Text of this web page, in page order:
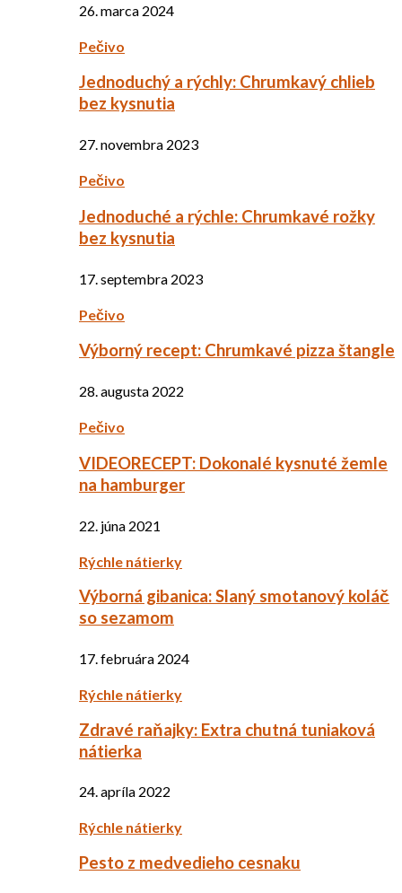
26. marca 2024
Pečivo
Jednoduchý a rýchly: Chrumkavý chlieb
bez kysnutia
27. novembra 2023
Pečivo
Jednoduché a rýchle: Chrumkavé rožky
bez kysnutia
17. septembra 2023
Pečivo
Výborný recept: Chrumkavé pizza štangle
28. augusta 2022
Pečivo
VIDEORECEPT: Dokonalé kysnuté žemle
na hamburger
22. júna 2021
Rýchle nátierky
Výborná gibanica: Slaný smotanový koláč
so sezamom
17. februára 2024
Rýchle nátierky
Zdravé raňajky: Extra chutná tuniaková
nátierka
24. apríla 2022
Rýchle nátierky
Pesto z medvedieho cesnaku